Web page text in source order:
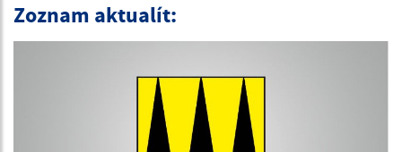
Zoznam aktualít: